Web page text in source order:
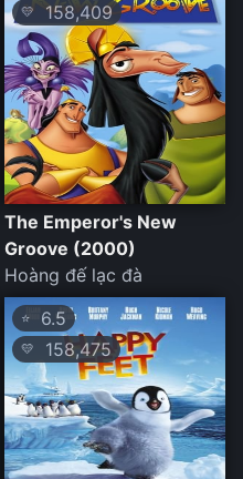
💛 158,409
The Emperor's New
Groove (2000)
Hoàng đế lạc đà
⭐ 6.5
💛 158,475